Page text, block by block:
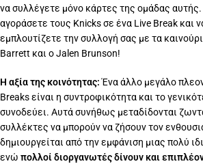
να συλλέγετε μόνο κάρτες της ομάδας
αγοράσετε τους Knicks σε ένα Live Break και
εμπλουτίζετε την συλλογή σας με τα
Barrett και ο Jalen Brunson!
Η αξία της κοινότητας:Ένα άλλο μεγάλο
Breaks είναι η συντροφικότητα και το
συνοδεύει. Αυτά συνήθως μεταδίδονται
συλλέκτες να μπορούν να ζήσουν τον
δημιουργείται από την εμφάνιση μιας πολύ
ενώ πολλοί διοργανωτές δίνουν και